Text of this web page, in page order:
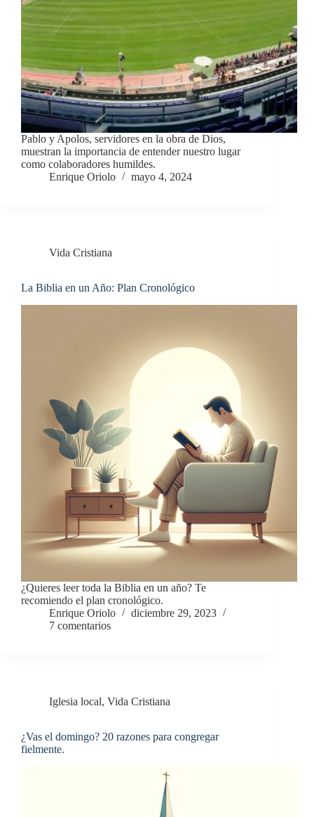
Pablo y Apolos, servidores en la obra de Dios,
muestran la importancia de entender nuestro lugar
como colaboradores humildes.
Enrique Oriolo
mayo 4, 2024
Vida Cristiana
La Biblia en un Año: Plan Cronológico
¿Quieres leer toda la Biblia en un año? Te
recomiendo el plan cronológico.
Enrique Oriolo
diciembre 29, 2023
7 comentarios
Iglesia local, Vida Cristiana
¿Vas el domingo? 20 razones para congregar
fielmente.